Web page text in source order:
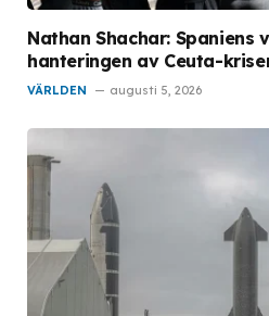
Nathan Shachar: Spaniens
hanteringen av Ceuta-
VÄRLDEN augusti 5, 2026